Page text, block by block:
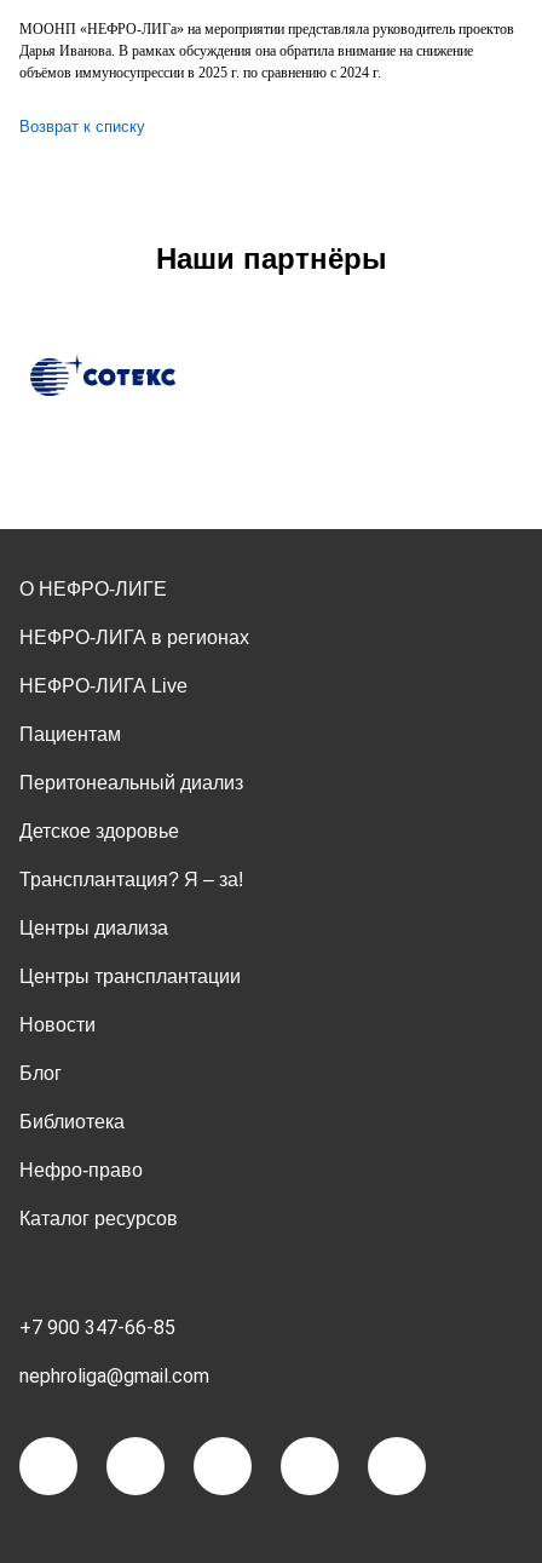
МООНП «НЕФРО-ЛИГа» на мероприятии представляла руководитель проектов
Дарья Иванова. В рамках обсуждения она обратила внимание на снижение
объёмов иммуносупрессии в 2025 г. по сравнению с 2024 г.
Возврат к списку
Наши партнёры
О НЕФРО-ЛИГЕ
НЕФРО-ЛИГА в регионах
НЕФРО-ЛИГА Live
Пациентам
Перитонеальный диализ
Детское здоровье
Трансплантация? Я ‒ за!
Центры диализа
Центры трансплантации
Новости
Блог
Библиотека
Нефро-право
Каталог ресурсов
+7 900 347-66-85
nephroliga@gmail.com